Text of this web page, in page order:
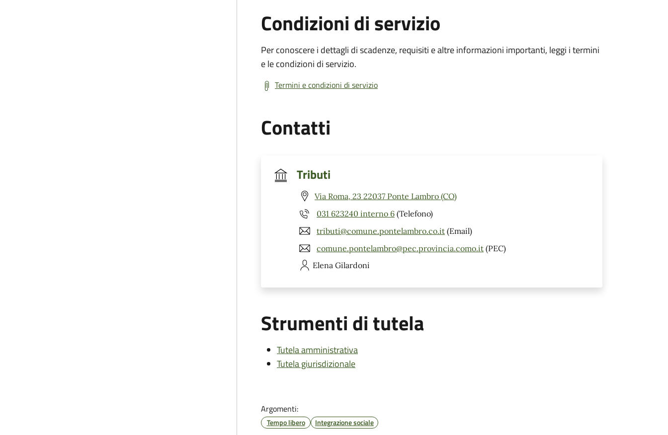
Condizioni di servizio
Per conoscere i dettagli di scadenze, requisiti e altre informazioni importanti, leggi i termini
e le condizioni di servizio.
Termini e condizioni di servizio
Contatti
Tributi
Via Roma, 23 22037 Ponte Lambro (CO)
031 623240 interno 6 (Telefono)
tributi@comune.pontelambro.co.it (Email)
comune.pontelambro@pec.provincia.como.it (PEC)
Elena Gilardoni
Strumenti di tutela
Tutela amministrativa
Tutela giurisdizionale
Argomenti:
Tempo libero Integrazione sociale